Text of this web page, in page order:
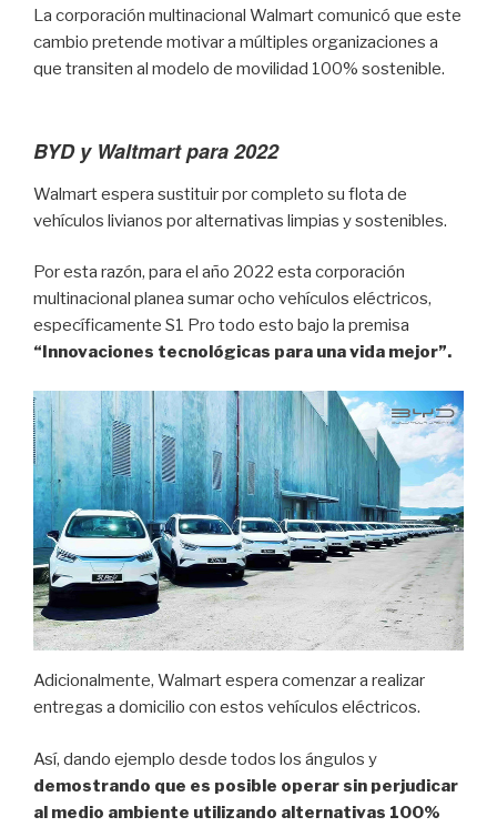
La corporación multinacional Walmart comunicó que este
cambio pretende motivar a múltiples organizaciones a
que transiten al modelo de movilidad 100% sostenible.
BYD y Waltmart para 2022
Walmart espera sustituir por completo su flota de
vehículos livianos por alternativas limpias y sostenibles.
Por esta razón, para el año 2022 esta corporación
multinacional planea sumar ocho vehículos eléctricos,
específicamente S1 Pro todo esto bajo la premisa
“Innovaciones tecnológicas para una vida mejor”.
Adicionalmente, Walmart espera comenzar a realizar
entregas a domicilio con estos vehículos eléctricos.
Así, dando ejemplo desde todos los ángulos y
demostrando que es posible operar sin perjudicar
al medio ambiente utilizando alternativas 100%